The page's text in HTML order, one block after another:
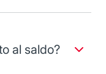
al saldo?